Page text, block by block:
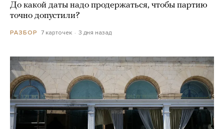
До какой даты надо продержаться, чтобы партию
точно допустили?
РАЗБОР 7 карточек 3 дня назад